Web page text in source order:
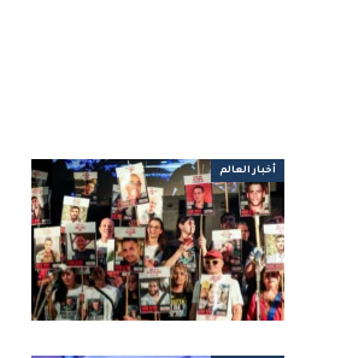
أخبار العالم